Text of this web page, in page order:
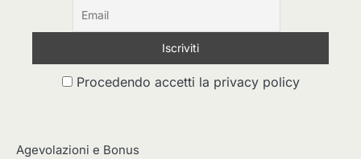
Procedendo accetti la privacy policy
Agevolazioni e Bonus